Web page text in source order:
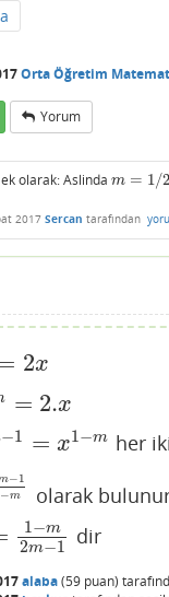
Orta Öğretim
Yorum
olarak: Aslinda m = 1/2
m= 1/ 2
2017 Sercan tarafından
2x
x
= 2.x
= 2.x
−1 = x1−m
−1 =x1−m her
−1
−m
11− m
olarak
1−m
2m−1
− m2m− 1dir
alaba(59 puan)